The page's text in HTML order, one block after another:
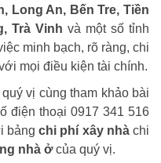
Long An, Bến Tre, Tiền
Trà Vinh và một số tỉnh
minh bạch, rõ ràng, chi
mọi điều kiện tài chính.
vị cùng tham khảo bài
điện thoại 0917 341 516
bảngchi phí xây nhàchi
nhà ởcủa quý vị.